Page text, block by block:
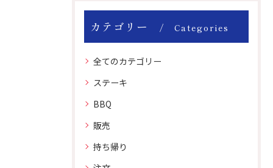
カテゴリー Categories
全てのカテゴリー
ステーキ
BBQ
販売
持ち帰り